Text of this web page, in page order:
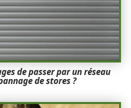
de passer par un réseau
de stores ?